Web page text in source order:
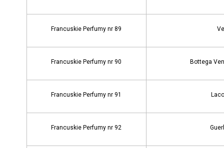
Francuskie Perfumy nr 89
Francuskie Perfumy nr 90 Bottega
Francuskie Perfumy nr 91
Francuskie Perfumy nr 92